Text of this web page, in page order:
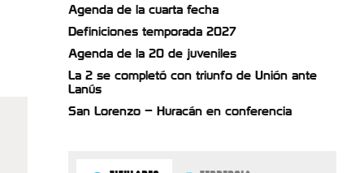
Agenda de la cuarta fecha
Definiciones temporada 2027
Agenda de la 20 de juveniles
La 2 se completó con triunfo de Unión ante
Lanús
San Lorenzo – Huracán en conferencia